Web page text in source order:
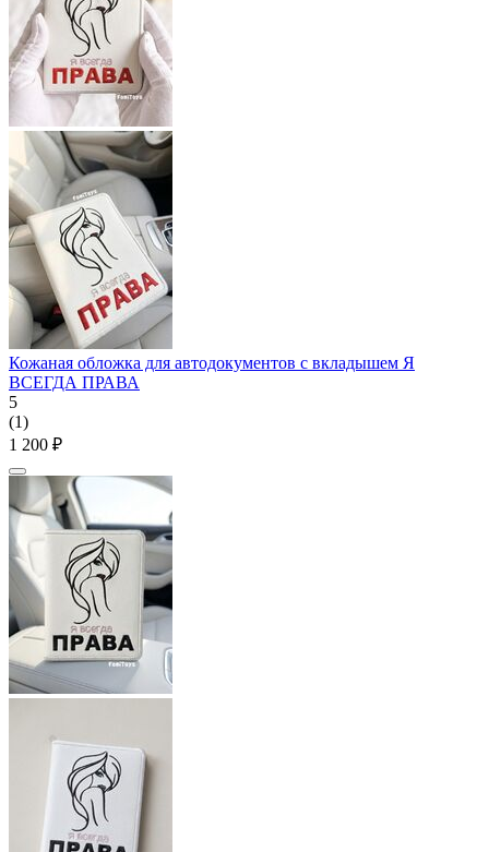
Кожаная обложка для автодокументов с вкладышем Я
ВСЕГДА ПРАВА
5
(1)
1 200 ₽